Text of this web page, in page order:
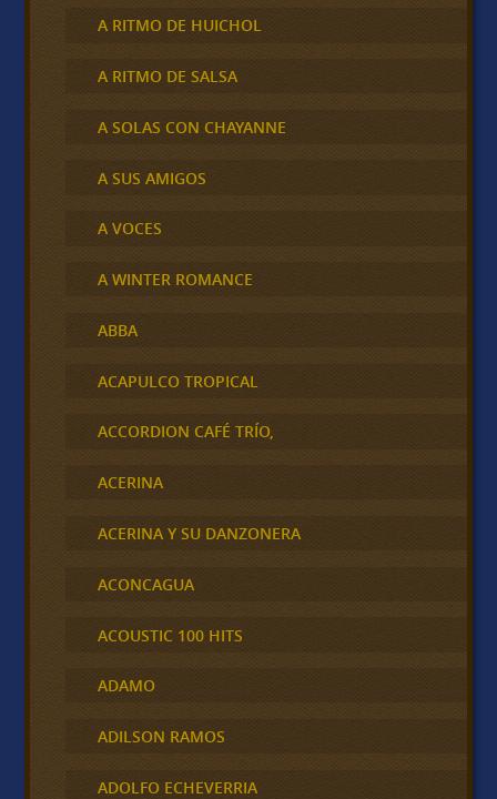
A RITMO DE HUICHOL
A RITMO DE SALSA
A SOLAS CON CHAYANNE
A SUS AMIGOS
A VOCES
A WINTER ROMANCE
ABBA
ACAPULCO TROPICAL
ACCORDION CAFÉ TRÍO,
ACERINA
ACERINA Y SU DANZONERA
ACONCAGUA
ACOUSTIC 100 HITS
ADAMO
ADILSON RAMOS
ADOLFO ECHEVERRIA